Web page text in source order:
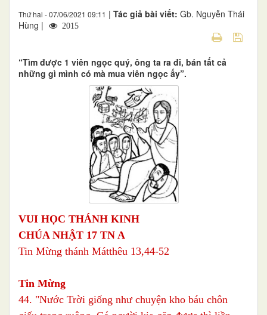
Thứ hai - 07/06/2021 09:11 | Tác giả bài viết: Gb. Nguyễn Thái
Hùng |
2015
“Tìm được 1 viên ngọc quý, ông ta ra đi, bán tất cả
những gì mình có mà mua viên ngọc ấy”.
VUI HỌC THÁNH KINH
CHÚA NHẬT 17 TN A
Tin Mừng thánh Mátthêu 13,44-52
Tin Mừng
44. "Nước Trời giống như chuyện kho báu chôn